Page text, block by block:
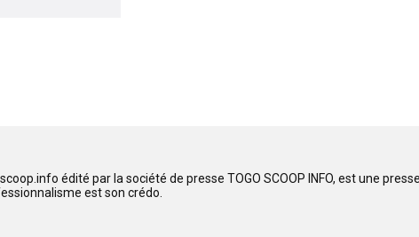
édité par la société de presse TOGO SCOOP INFO, est une
est son crédo.